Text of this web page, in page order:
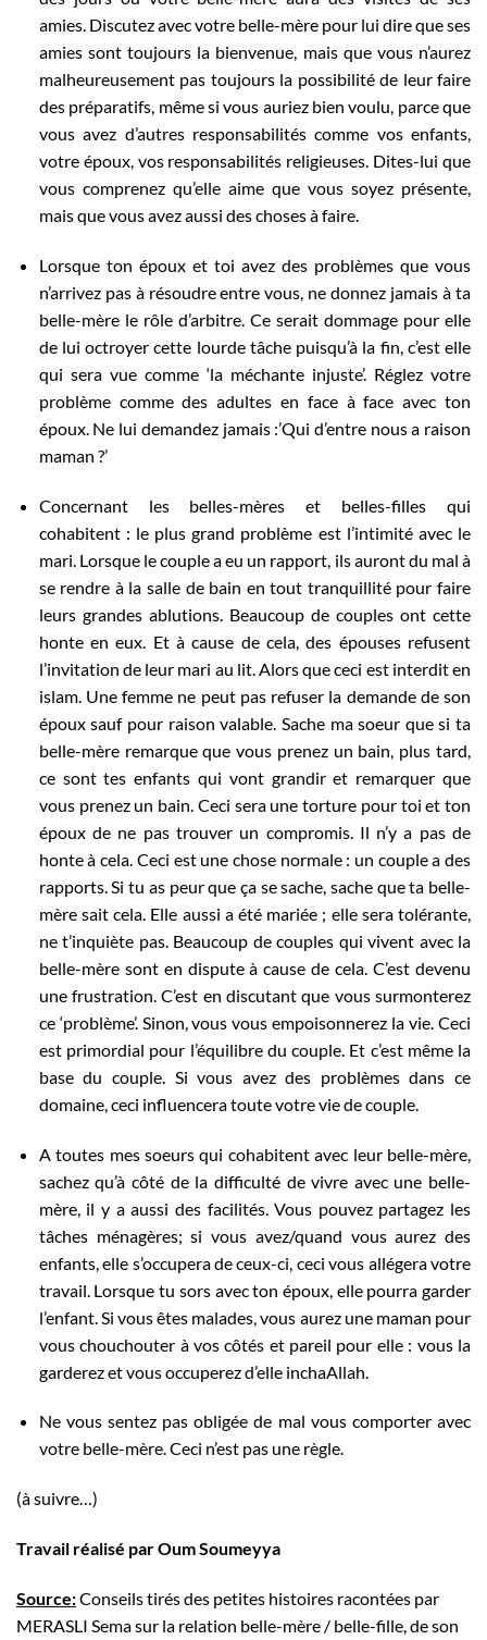
amies. Discutez avec votre belle-mère pour lui dire que ses
amies sont toujours la bienvenue, mais que vous n’aurez
malheureusement pas toujours la possibilité de leur faire
des préparatifs, même si vous auriez bien voulu, parce que
vous avez d’autres responsabilités comme vos enfants,
votre époux, vos responsabilités religieuses. Dites-lui que
vous comprenez qu’elle aime que vous soyez présente,
mais que vous avez aussi des choses à faire.
Lorsque ton époux et toi avez des problèmes que vous
n’arrivez pas à résoudre entre vous, ne donnez jamais à ta
belle-mère le rôle d’arbitre. Ce serait dommage pour elle
de lui octroyer cette lourde tâche puisqu’à la fin, c’est elle
qui sera vue comme ‘la méchante injuste’. Réglez votre
problème comme des adultes en face à face avec ton
époux. Ne lui demandez jamais :’Qui d’entre nous a raison
maman ?’
Concernant les belles-mères et belles-filles qui
cohabitent : le plus grand problème est l’intimité avec le
mari. Lorsque le couple a eu un rapport, ils auront du mal à
se rendre à la salle de bain en tout tranquillité pour faire
leurs grandes ablutions. Beaucoup de couples ont cette
honte en eux. Et à cause de cela, des épouses refusent
l’invitation de leur mari au lit. Alors que ceci est interdit en
islam. Une femme ne peut pas refuser la demande de son
époux sauf pour raison valable. Sache ma soeur que si ta
belle-mère remarque que vous prenez un bain, plus tard,
ce sont tes enfants qui vont grandir et remarquer que
vous prenez un bain. Ceci sera une torture pour toi et ton
époux de ne pas trouver un compromis. Il n’y a pas de
honte à cela. Ceci est une chose normale : un couple a des
rapports. Si tu as peur que ça se sache, sache que ta belle-
mère sait cela. Elle aussi a été mariée ; elle sera tolérante,
ne t’inquiète pas. Beaucoup de couples qui vivent avec la
belle-mère sont en dispute à cause de cela. C’est devenu
une frustration. C’est en discutant que vous surmonterez
ce ‘problème’. Sinon, vous vous empoisonnerez la vie. Ceci
est primordial pour l’équilibre du couple. Et c’est même la
base du couple. Si vous avez des problèmes dans ce
domaine, ceci influencera toute votre vie de couple.
A toutes mes soeurs qui cohabitent avec leur belle-mère,
sachez qu’à côté de la difficulté de vivre avec une belle-
mère, il y a aussi des facilités. Vous pouvez partagez les
tâches ménagères; si vous avez/quand vous aurez des
enfants, elle s’occupera de ceux-ci, ceci vous allégera votre
travail. Lorsque tu sors avec ton époux, elle pourra garder
l’enfant. Si vous êtes malades, vous aurez une maman pour
vous chouchouter à vos côtés et pareil pour elle : vous la
garderez et vous occuperez d’elle inchaAllah.
Ne vous sentez pas obligée de mal vous comporter avec
votre belle-mère. Ceci n’est pas une règle.
(à suivre…)
Travail réalisé par Oum Soumeyya
Source:Conseils tirés des petites histoires racontées par
MERASLI Sema sur la relation belle-mère / belle-fille, de son